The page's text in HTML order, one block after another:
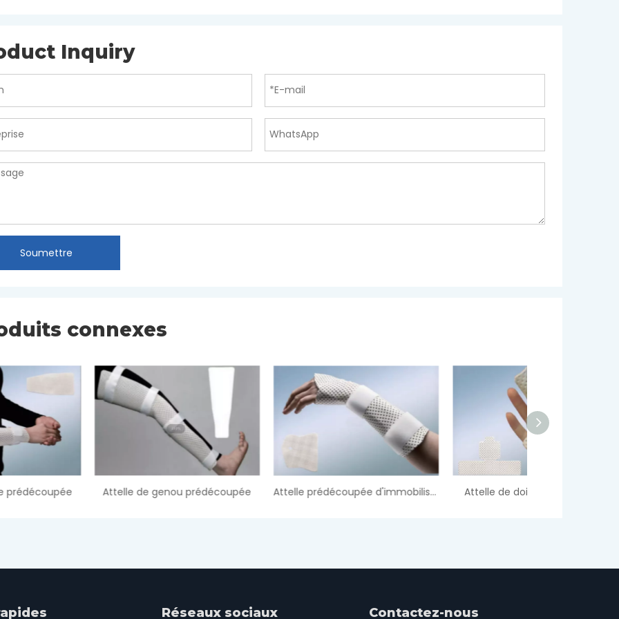
Inquiry
Soumettre
connexes
Attelle de genou prédécoupée Attelle prédécoupée d'immobilisation Gauntlet Attelle de doigt prédécoupée
Réseaux sociaux Contactez-nous